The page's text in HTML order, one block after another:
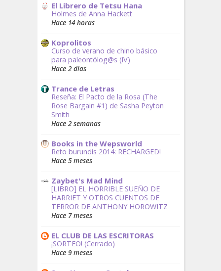
El Librero de Tetsu Hana
Holmes de Anna Hackett
Hace 14 horas
Koprolitos
Curso de verano de chino básico
para paleontólog@s (IV)
Hace 2 días
Trance de Letras
Reseña: El Pacto de la Rosa (The
Rose Bargain #1) de Sasha Peyton
Smith
Hace 2 semanas
Books in the Wepsworld
Reto burundis 2014: RECHARGED!
Hace 5 meses
Zaybet's Mad Mind
[LIBRO] EL HORRIBLE SUEÑO DE
HARRIET Y OTROS CUENTOS DE
TERROR DE ANTHONY HOROWITZ
Hace 7 meses
EL CLUB DE LAS ESCRITORAS
¡SORTEO! (Cerrado)
Hace 9 meses